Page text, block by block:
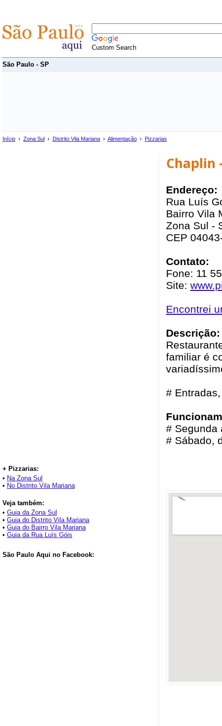
Custom Search
São Paulo - SP
Início › Zona Sul › Distrito Vila Mariana › Alimentação › Pizzarias
+ Pizzarias:
• Na Zona Sul
• No Distrito Vila Mariana
Veja também:
• Guia da Zona Sul
• Guia do Distrito Vila Mariana
• Guia do Bairro Vila Mariana
• Guia da Rua Luís Góis
São Paulo Aqui no Facebook:
Chaplin
Endereço:
Rua Luís
Bairro Vila
Zona Sul -
CEP
Contato:
Fone: 11
Site:
Encontrei
Descrição:
familiar é
#
# Segunda
# Sábado,